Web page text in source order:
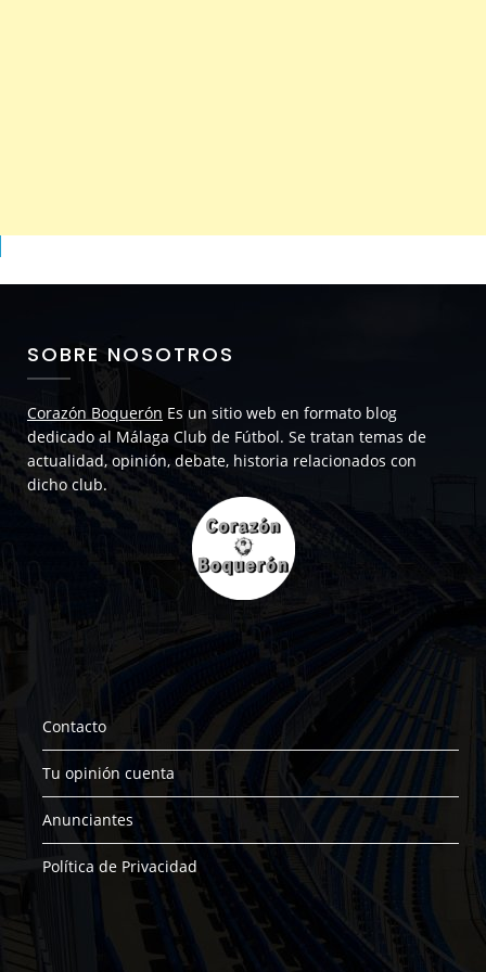
SOBRE NOSOTROS
Corazón Boquerón Es un sitio web en formato blog
dedicado al Málaga Club de Fútbol. Se tratan temas de
actualidad, opinión, debate, historia relacionados con
dicho club.
Contacto
Tu opinión cuenta
Anunciantes
Política de Privacidad